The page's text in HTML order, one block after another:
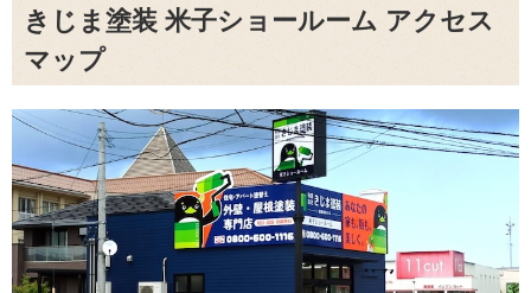
きじま塗装 米子ショールーム アクセス
マップ